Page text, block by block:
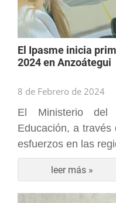
El Ipasme inicia
2024 en Anzoátegui
8 de Febrero de 2024
El Ministerio
Educación, a través
esfuerzos en las
leer más »